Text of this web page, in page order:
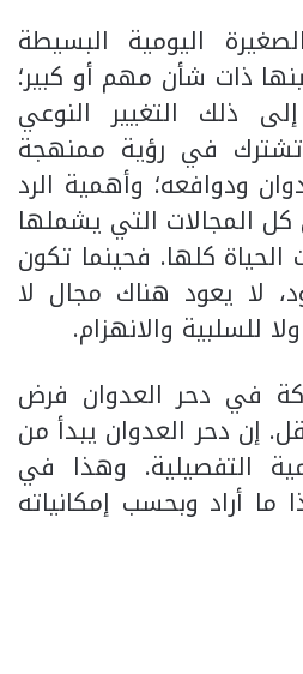
اليومية البسيطة
ذات شأن مهم أو كبير؛
ذلك التغيير النوعي
في رؤية ممنهجة
ودوافعه؛ وأهمية الرد
المجالات التي يشملها
كلها. فحينما تكون
لا يعود هناك مجال لا
للسلبية والانهزام.
في دحر العدوان فرض
إن دحر العدوان يبدأ من
التفصيلية. وهذا في
أراد وبحسب إمكانياته